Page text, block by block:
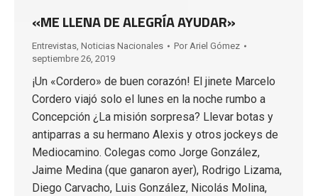
«ME LLENA DE ALEGRÍA AYUDAR»
Entrevistas, Noticias Nacionales Por Ariel Gómez
septiembre 26, 2019
¡Un «Cordero» de buen corazón! El jinete Marcelo
Cordero viajó solo el lunes en la noche rumbo a
Concepción ¿La misión sorpresa? Llevar botas y
antiparras a su hermano Alexis y otros jockeys de
Mediocamino. Colegas como Jorge González,
Jaime Medina (que ganaron ayer), Rodrigo Lizama,
Diego Carvacho, Luis González, Nicolás Molina,